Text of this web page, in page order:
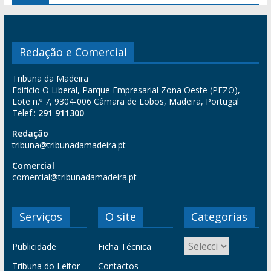
Redação e Comercial
Tribuna da Madeira
Edifício O Liberal, Parque Empresarial Zona Oeste (PEZO),
Lote n.º 7, 9304-006 Câmara de Lobos, Madeira, Portugal
Telef.: 291 911300
Redação
tribuna@tribunadamadeira.pt
Comercial
comercial@tribunadamadeira.pt
Serviços
Publicidade
Tribuna do Leitor
O site
Ficha Técnica
Contactos
Categorias